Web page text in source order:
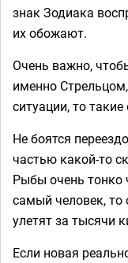
знак Зодиака
их обожают.
Очень важно,
именно
ситуации, то
Не боятся
частью какой-то
Рыбы очень тонко
самый человек, то
улетят за тысячи
Если новая